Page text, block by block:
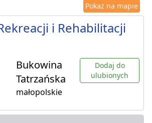
Pokaż na mapie
i Rehabilitacji
Bukowina
Tatrzańska
małopolskie
Dodaj do
ulubionych